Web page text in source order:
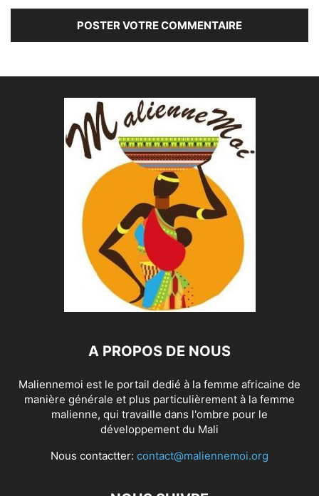
A PROPOS DE NOUS
Maliennemoi est le portail dedié à la femme africaine de
manière générale et plus particulièrement à la femme
malienne, qui travaille dans l'ombre pour le
développement du Mali
Nous contactter: contact@maliennemoi.org